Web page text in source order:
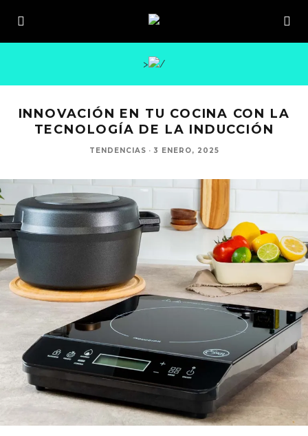
>
INNOVACIÓN EN TU COCINA CON LA
TECNOLOGÍA DE LA INDUCCIÓN
TENDENCIAS · 3 ENERO, 2025